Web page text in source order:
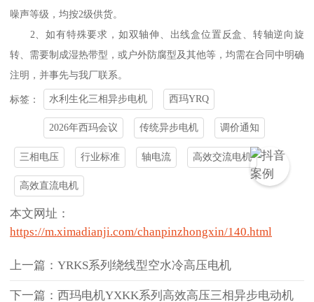
噪声等级，均按2级供货。
2、如有特殊要求，如双轴伸、出线盒位置反盒、转轴逆向旋
转、需要制成湿热带型，或户外防腐型及其他等，均需在合同中明确
注明，并事先与我厂联系。
标签： 水利生化三相异步电机 西玛YRQ
2026年西玛会议 传统异步电机 调价通知
三相电压 行业标准 轴电流 高效交流电机
高效直流电机
本文网址：
https://m.ximadianji.com/chanpinzhongxin/140.html
上一篇：YRKS系列绕线型空水冷高压电机
下一篇：西玛电机YXKK系列高效高压三相异步电动机